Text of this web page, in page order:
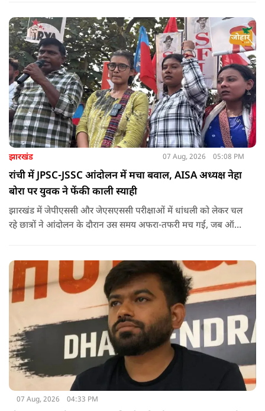
झारखंड 07 Aug, 2026 05:08 PM
रांची में JPSC-JSSC आंदोलन में मचा बवाल, AISA अध्यक्ष नेहा
बोरा पर युवक ने फेंकी काली स्याही
झारखंड में जेपीएससी और जेएसएससी परीक्षाओं में धांधली को लेकर चल
रहे छात्रों ने आंदोलन के दौरान उस समय अफरा-तफरी मच गई, जब ऑल
07 Aug, 2026 04:33 PM